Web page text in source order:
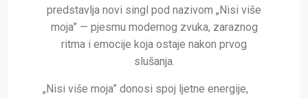
predstavlja novi singl pod nazivom „Nisi više
moja” — pjesmu modernog zvuka, zaraznog
ritma i emocije koja ostaje nakon prvog
slušanja.
„Nisi više moja” donosi spoj ljetne energije,